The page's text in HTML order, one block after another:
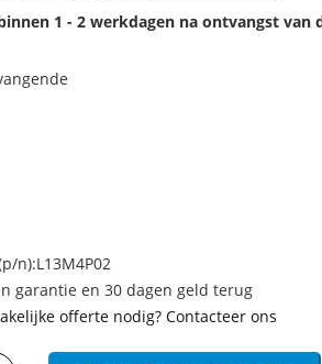
1 - 2 werkdagen na ontvangst van
n):L13M4P02
garantie en 30 dagen geld terug
offerte nodig? Contacteer ons